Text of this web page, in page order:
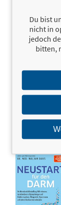
Du bist
nicht in
jedoch
bitten,